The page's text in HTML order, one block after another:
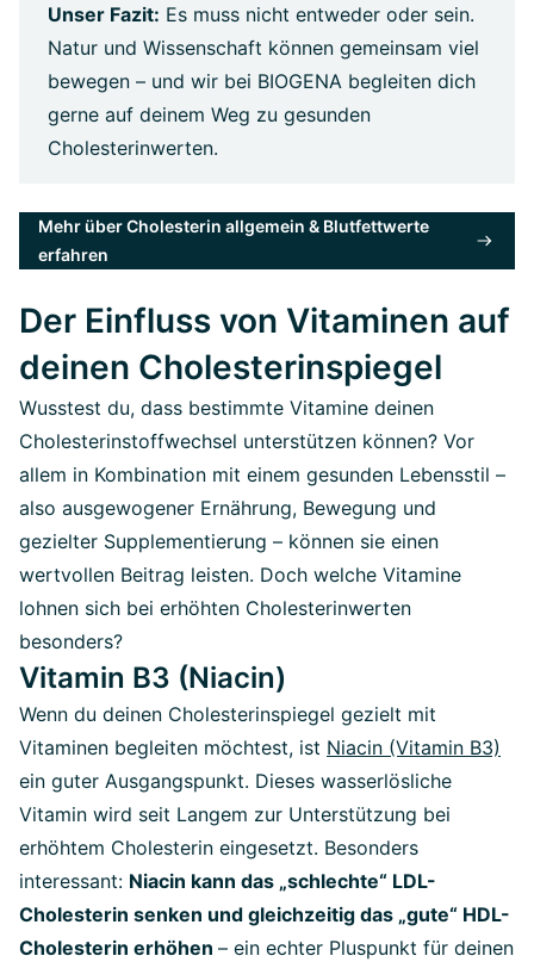
Unser Fazit: Es muss nicht entweder oder sein.
Natur und Wissenschaft können gemeinsam viel
bewegen – und wir bei BIOGENA begleiten dich
gerne auf deinem Weg zu gesunden
Cholesterinwerten.
Mehr über Cholesterin allgemein & Blutfettwerte
erfahren
Der Einfluss von Vitaminen auf
deinen Cholesterinspiegel
Wusstest du, dass bestimmte Vitamine deinen
Cholesterinstoffwechsel unterstützen können? Vor
allem in Kombination mit einem gesunden Lebensstil –
also ausgewogener Ernährung, Bewegung und
gezielter Supplementierung – können sie einen
wertvollen Beitrag leisten. Doch welche Vitamine
lohnen sich bei erhöhten Cholesterinwerten
besonders?
Vitamin B3 (Niacin)
Wenn du deinen Cholesterinspiegel gezielt mit
Vitaminen begleiten möchtest, ist Niacin (Vitamin B3)
ein guter Ausgangspunkt. Dieses wasserlösliche
Vitamin wird seit Langem zur Unterstützung bei
erhöhtem Cholesterin eingesetzt. Besonders
interessant: Niacin kann das „schlechte“ LDL-
Cholesterin senken und gleichzeitig das „gute“ HDL-
Cholesterin erhöhen – ein echter Pluspunkt für deinen